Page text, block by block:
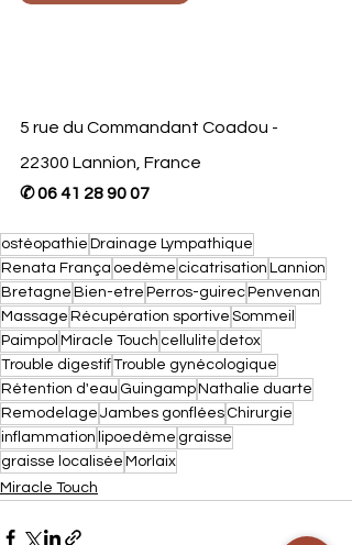
5 rue du Commandant Coadou -
22300 Lannion, France
✆ 06 41 28 90 07
ostéopathie Drainage Lympathique
Renata França oedème cicatrisation Lannion
Bretagne Bien-etre Perros-guirec Penvenan
Massage Récupération sportive Sommeil
Paimpol Miracle Touch cellulite detox
Trouble digestifTrouble gynécologique
Rétention d'eau Guingamp Nathalie duarte
Remodelage Jambes gonflées Chirurgie
inflammation lipoedème graisse
graisse localisée Morlaix
Miracle Touch